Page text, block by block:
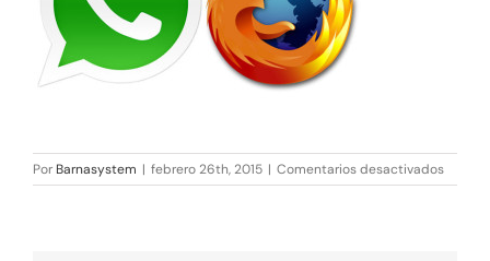
Por Barnasystem | febrero 26th, 2015 | Comentarios desactivadosen